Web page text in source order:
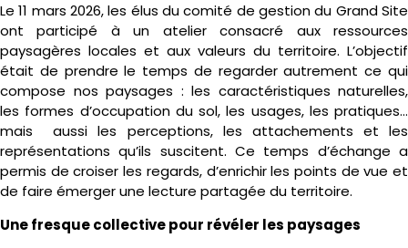
Le 11 mars 2026, les élus du comité de gestion du Grand Site
ont participé àun atelierconsacré aux ressources
paysagères locales et aux valeurs du territoire. L’objectif
était de prendre le temps de regarder autrement ce qui
compose nos paysages : les caractéristiques naturelles,
les formes d’occupation du sol, les usages, les pratiques…
mais aussi les perceptions, les attachements et les
représentations qu’ils suscitent. Ce temps d’échange a
permis de croiserles regards, d’enrichir les points de vueet
de faire émerger une lecture partagée du territoire.
Une fresque collective pour révéler les paysages